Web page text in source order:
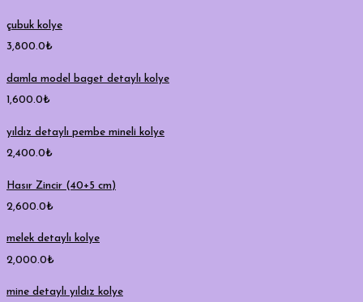
çubuk kolye
3,800.0₺
damla model baget detaylı kolye
1,600.0₺
yıldız detaylı pembe mineli kolye
2,400.0₺
Hasır Zincir (40+5 cm)
2,600.0₺
melek detaylı kolye
2,000.0₺
mine detaylı yıldız kolye